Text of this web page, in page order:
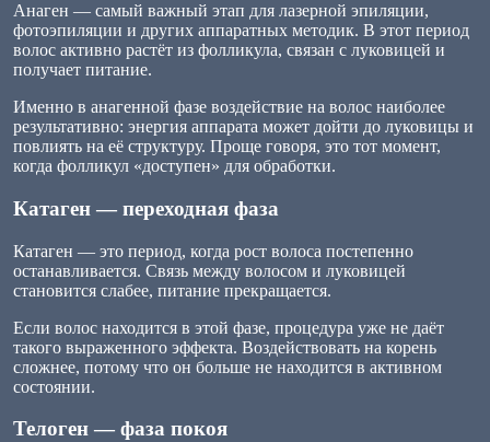
Анаген — самый важный этап для лазерной эпиляции,
фотоэпиляции и других аппаратных методик. В этот период
волос активно растёт из фолликула, связан с луковицей и
получает питание.
Именно в анагенной фазе воздействие на волос наиболее
результативно: энергия аппарата может дойти до луковицы и
повлиять на её структуру. Проще говоря, это тот момент,
когда фолликул «доступен» для обработки.
Катаген — переходная фаза
Катаген — это период, когда рост волоса постепенно
останавливается. Связь между волосом и луковицей
становится слабее, питание прекращается.
Если волос находится в этой фазе, процедура уже не даёт
такого выраженного эффекта. Воздействовать на корень
сложнее, потому что он больше не находится в активном
состоянии.
Телоген — фаза покоя